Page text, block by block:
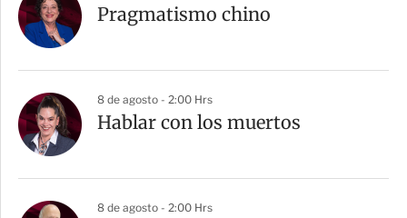
Pragmatismo chino
8 de agosto - 2:00 Hrs
Hablar con los muertos
8 de agosto - 2:00 Hrs